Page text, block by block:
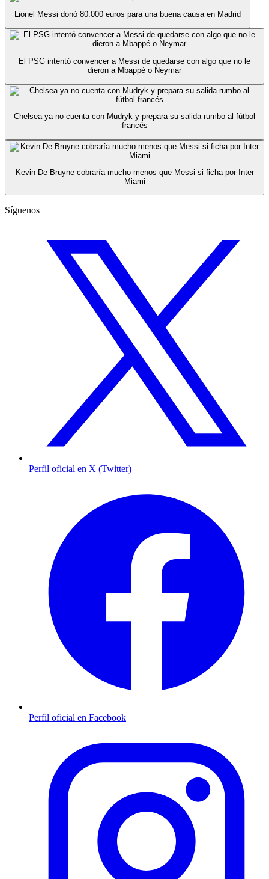
Lionel Messi donó 80.000 euros para una buena causa en Madrid
El PSG intentó convencer a Messi de quedarse con algo que no le
dieron a Mbappé o Neymar
Chelsea ya no cuenta con Mudryk y prepara su salida rumbo al fútbol
francés
Kevin De Bruyne cobraría mucho menos que Messi si ficha por Inter
Miami
Síguenos
Perfil oficial en X (Twitter)
Perfil oficial en Facebook